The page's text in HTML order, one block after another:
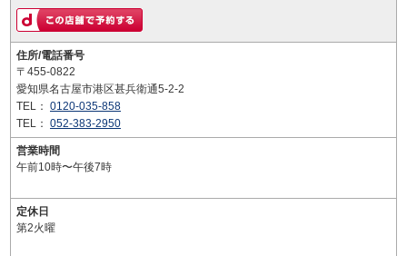
住所/電話番号
〒455-0822
愛知県名古屋市港区甚兵衛通5-2-2
TEL： 0120-035-858
TEL： 052-383-2950
営業時間
午前10時〜午後7時
定休日
第2火曜